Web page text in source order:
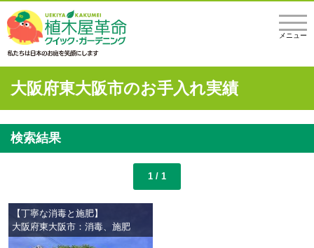
メニュー
大阪府東大阪市のお手入れ実績
検索結果
1 / 1
【丁寧な消毒と施肥】
大阪府東大阪市：消毒、施肥